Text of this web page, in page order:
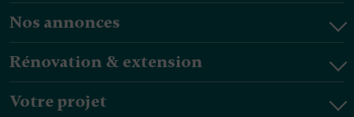
Nos annonces
Rénovation & extension
Votre projet